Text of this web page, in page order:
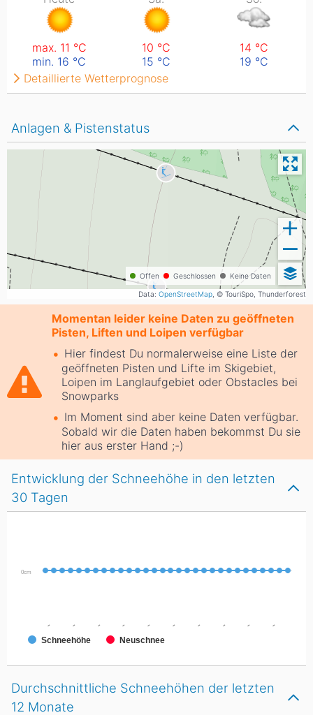
max. 11 °C
min. 16 °C
10 °C
15 °C
14 °C
19 °C
Detaillierte Wetterprognose
Anlagen & Pistenstatus
Offen Geschlossen Keine Daten
Data: OpenStreetMap , © TouriSpo, Thunderforest
Momentan leider keine Daten zu geöffneten
Pisten, Liften und Loipen verfügbar
Hier findest Du normalerweise eine Liste der
geöffneten Pisten und Lifte im Skigebiet,
Loipen im Langlaufgebiet oder Obstacles bei
Snowparks
Im Moment sind aber keine Daten verfügbar.
Sobald wir die Daten haben bekommst Du sie
hier aus erster Hand ;-)
Entwicklung der Schneehöhe in den letzten
30 Tagen
Schneehöhe Neuschnee
0cm
- - - - - - - - - -
Durchschnittliche Schneehöhen der letzten
12 Monate